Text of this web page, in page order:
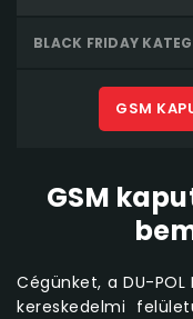
BLACK FRIDAY
GSM
GSM
Cégünket, a DU-
kereskedelmi